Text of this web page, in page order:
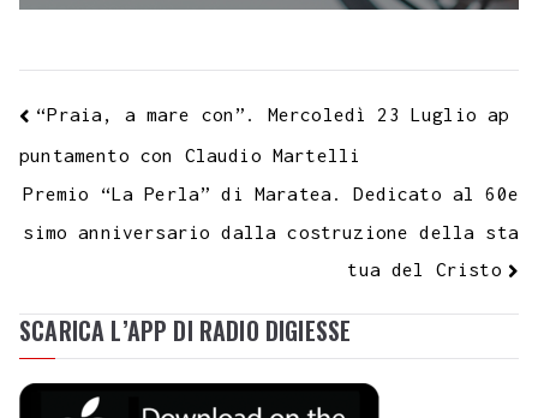
“Praia, a mare con”. Mercoledì 23 Luglio ap
puntamento con Claudio Martelli
Premio “La Perla” di Maratea. Dedicato al 60e
simo anniversario dalla costruzione della sta
tua del Cristo
SCARICA L’APP DI RADIO DIGIESSE